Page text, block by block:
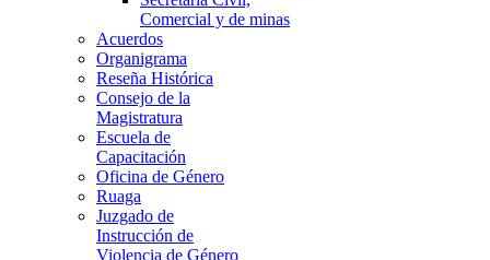
Comercial y de minas
Acuerdos
Organigrama
Reseña Histórica
Consejo de la
Magistratura
Escuela de
Capacitación
Oficina de Género
Ruaga
Juzgado de
Instrucción de
Violencia de Género